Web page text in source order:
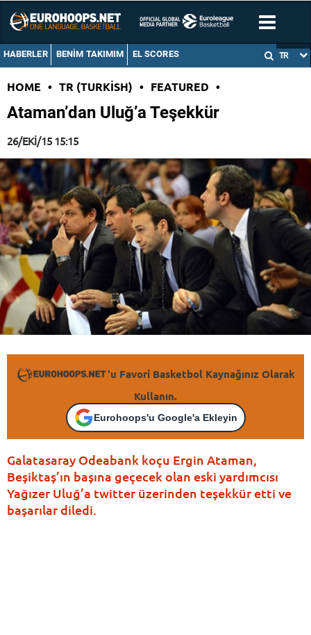
HABERLER BENIM TAKIMIM EL SCORES TR
HOME • TR (TURKISH) • FEATURED •
Ataman’dan Uluğ’a Teşekkür
26/EKI/15 15:15
'u Favori Basketbol Kaynağınız Olarak
Kullanın.
Eurohoops'u Google'a Ekleyin
Galatasaray Odeabank koçu Ergin Ataman,
Beşiktaş’ın başına geçecek olan eski yardımcısı
Yağızer Uluğ’a twitter üzerinden teşekkür etti ve
başarılar diledi.